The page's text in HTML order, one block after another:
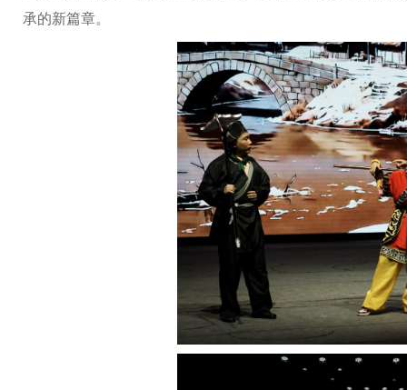
承的新篇章。